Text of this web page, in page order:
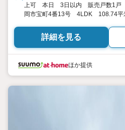
上可 本日 3日以内 販売戸数1戸
岡市宝町4番13号 4LDK 108.74平米
詳細を見る
ほか提供